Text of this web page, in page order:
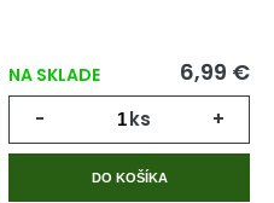
NA SKLADE 6,99 €
- ks +
DO KOŠÍKA